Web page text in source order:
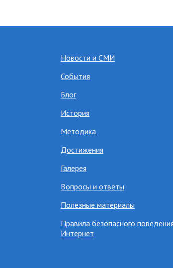
Новости и СМИ
События
Блог
История
Методика
Достижения
Галерея
Вопросы и ответы
Полезные материалы
Правила безопасного
Интернет